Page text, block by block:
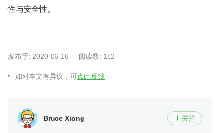
性与安全性。
发布于: 2020-06-16 阅读数: 182
如对本文有异议，可点此反馈
Bruce Xiong  关注